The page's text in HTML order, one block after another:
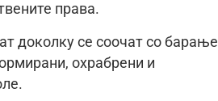
права.
доколку се соочат со барање
охрабрени и